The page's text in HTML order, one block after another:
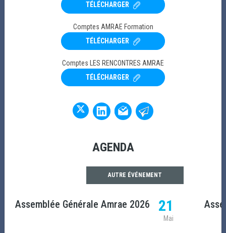
PARTENARIAT
AGENDA
AUTRE ÉVÉNEMENT
Assemblée Générale Amrae 2026 21
Mai
TÉLÉCHARGER
Comptes AMRAE Formation
TÉLÉCHARGER
Comptes LES RENCONTRES AMRAE
TÉLÉCHARGER